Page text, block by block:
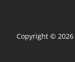
Copyright © 2026